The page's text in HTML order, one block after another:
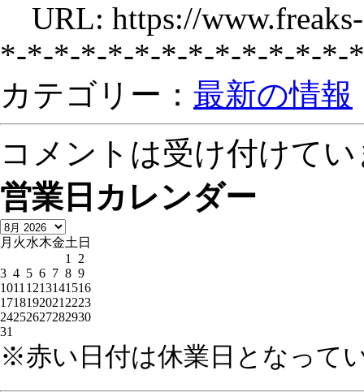
URL: https://
*-*-*-*-*-*-*-*-*-*-*-*-*-
カテゴリー： 最新の情報
コメントは受け付けて
営業日カレンダー
月 火水木金土 日
1
2
3 4 5 6 7 8 9
1011 1213141516
1718192021 2223
24252627282930
31
※赤い日付は休業日となって